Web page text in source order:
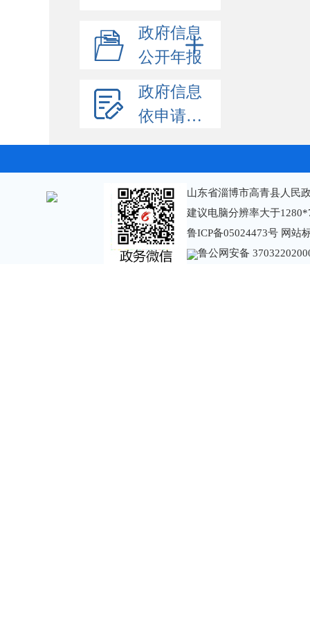
政府信息
公开年报
政府信息
依申请公开
山东省淄博市高青县人民
建议电脑分辨率大于
鲁ICP备05024473号 网站
鲁公网安备